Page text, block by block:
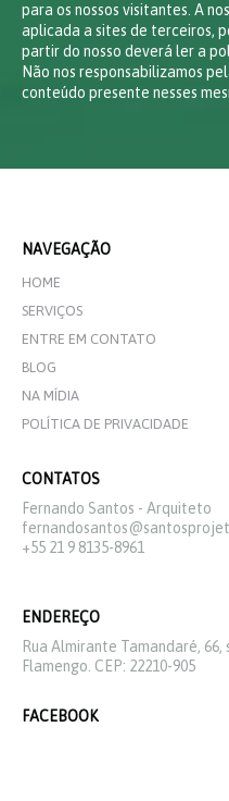
para os nossos visitantes. A
aplicada a sites de terceiros,
partir do nosso deverá ler a
Não nos responsabilizamos
conteúdo presente nesses
NAVEGAÇÃO
HOME
SERVIÇOS
ENTRE EM CONTATO
BLOG
NA MÍDIA
POLÍTICA DE PRIVACIDADE
CONTATOS
Fernando Santos - Arquiteto
+55 21 9 8135-8961
ENDEREÇO
Rua Almirante Tamandaré, 66,
Flamengo. CEP: 22210-905
FACEBOOK